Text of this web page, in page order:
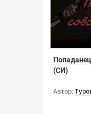
(СИ)
Автор: